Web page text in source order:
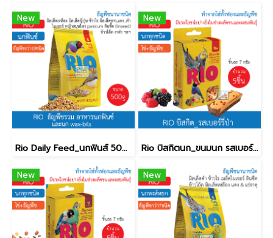
New
Rio Daily Feed_นกฟินส์ 500g.
New
Rio บิสกิตนก_ขนมนก รสเบอร์รี่ป่า
New New